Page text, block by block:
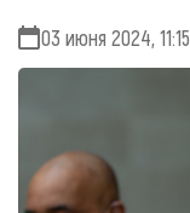
03 июня 2024, 11:15